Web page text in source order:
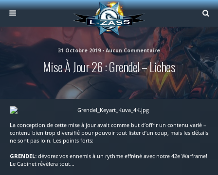
31 Octobre 2019 • Aucun Commentaire
Mise À Jour 26 : Grendel – Liches
La conception de cette mise à jour avait comme but d’offrir un contenu varié –
contenu bien trop diversifié pour pouvoir tout lister d’un coup, mais les détails
ne sont pas loin. Les points forts:
GRENDEL: dévorez vos ennemis à un rythme effréné avec notre 42e Warframe!
Le Cabinet révèlera tout…